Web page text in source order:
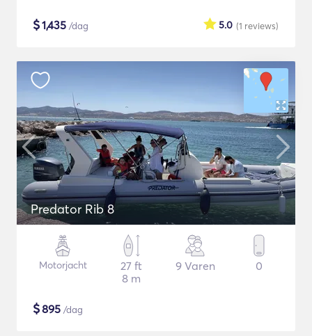
$1,435 /dag (1 reviews)
5.0
Predator Rib 8
Motorjacht
27 ft
8 m
9 Varen 0
$895 /dag